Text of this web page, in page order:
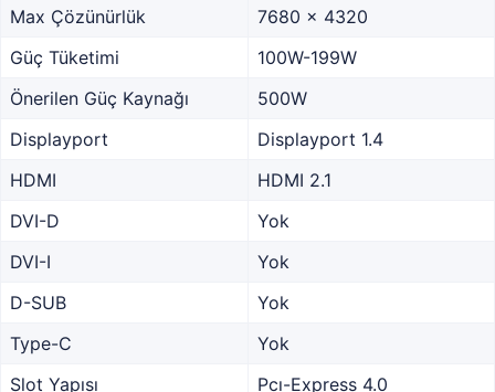
Max Çözünürlük
7680 x 4320
Güç Tüketimi
100W-199W
Önerilen Güç Kaynağı
500W
Displayport
Displayport 1.4
HDMI
HDMI 2.1
DVI-D
Yok
DVI-I
Yok
D-SUB
Yok
Type-C
Yok
Slot Yapısı
Pcı-Express 4.0